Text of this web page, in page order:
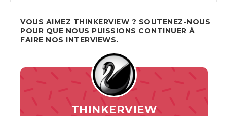
VOUS AIMEZ THINKERVIEW ? SOUTENEZ-NOUS
POUR QUE NOUS PUISSIONS CONTINUER À
FAIRE NOS INTERVIEWS.
THINKERVIEW